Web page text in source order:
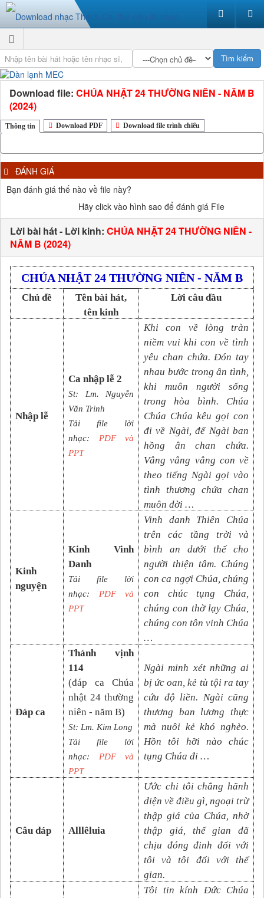
Download file: CHÚA NHẬT 24 THƯỜNG NIÊN - NĂM B
(2024)
Thông tin Download PDF Download file trình chiếu
ĐÁNH GIÁ
Bạn đánh giá thế nào về file này?
Hãy click vào hình sao để đánh giá File
Lời bài hát - Lời kinh: CHÚA NHẬT 24 THƯỜNG NIÊN -
NĂM B (2024)
CHÚANHẬT 24 THƯỜNG NIÊN- NĂM B
Chủ đề
Tên bài hát,
tên kinh
Lời câu đầu
Nhập lễ
Ca nhập lễ 2
St: Lm. Nguyễn
Văn Trinh
Tải file lời
nhạc: PDF và
PPT
Khi con về lòng tràn
niềm vui khi con về tình
yêu chan chứa. Đón tay
nhau bước trong ân tình,
khi muôn người sống
trong hòa bình. Chúa
Chúa Chúa kêu gọi con
đi về Ngài, để Ngài ban
hồng ân chan chứa.
Vâng vâng vâng con về
theo tiếng Ngài gọi vào
tình thương chứa chan
muôn đời …
Kinh
nguyện
Kinh Vinh
Danh
Tải file lời
nhạc: PDF và
PPT
Vinh danh Thiên Chúa
trên các tầng trời và
bình an dưới thế cho
người thiện tâm. Chúng
con ca ngợi Chúa, chúng
con chúc tụng Chúa,
chúng con thờ lạy Chúa,
chúng con tôn vinh Chúa
…
Đáp ca
Thánh vịnh
114
(đáp ca Chúa
nhật 24 thường
niên - năm B)
St: Lm. Kim Long
Tải file lời
nhạc: PDF và
PPT
Ngài minh xét những ai
bị ức oan, kẻ tù tội ra tay
cứu độ liền. Ngài cũng
thương ban lương thực
mà nuôi kẻ khó nghèo.
Hồn tôi hỡi nào chúc
tụng Chúa đi …
Câu đáp Alllêluia
Ước chi tôi chẳng hãnh
diện về điều gì, ngoại trừ
thập giá của Chúa, nhờ
thập giá, thế gian đã
chịu đóng đinh đối với
tôi và tôi đối với thế
gian.
Tôi tin kính Đức Chúa